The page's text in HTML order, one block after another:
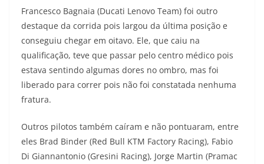
Francesco Bagnaia (Ducati Lenovo Team) foi outro
destaque da corrida pois largou da última posição e
conseguiu chegar em oitavo. Ele, que caiu na
qualificação, teve que passar pelo centro médico pois
estava sentindo algumas dores no ombro, mas foi
liberado para correr pois não foi constatada nenhuma
fratura.
Outros pilotos também caíram e não pontuaram, entre
eles Brad Binder (Red Bull KTM Factory Racing), Fabio
Di Giannantonio (Gresini Racing), Jorge Martin (Pramac